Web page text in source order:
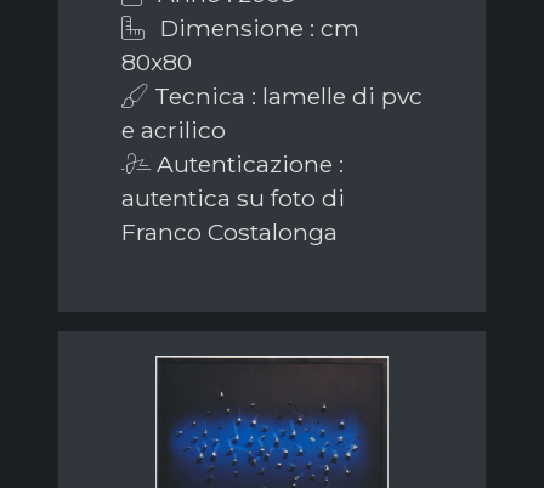
Dimensione : cm
80x80
Tecnica : lamelle di pvc
e acrilico
Autenticazione :
autentica su foto di
Franco Costalonga